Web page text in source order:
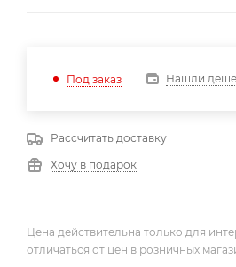
Под заказ Нашли
Рассчитать доставку
Хочу в подарок
Цена действительна только для
отличаться от цен в розничных